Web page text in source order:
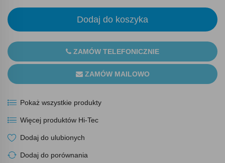
Dodaj do koszyka
ZAMÓW TELEFONICZNIE
ZAMÓW MAILOWO
Pokaż wszystkie produkty
Więcej produktów Hi-Tec
Dodaj do ulubionych
Dodaj do porównania